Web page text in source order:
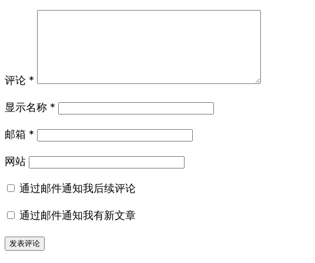
评论 *
显示名称 *
邮箱 *
网站
通过邮件通知我后续评论
通过邮件通知我有新文章